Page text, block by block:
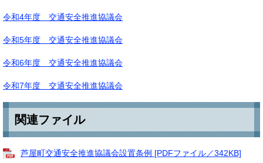
令和4年度 交通安全推進協議会
令和5年度 交通安全推進協議会
令和6年度 交通安全推進協議会
令和7年度 交通安全推進協議会
関連ファイル
芦屋町交通安全推進協議会設置条例 [PDFファイル／342KB]